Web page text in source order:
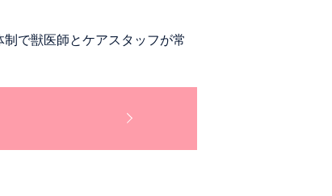
で獣医師とケアスタッフが常